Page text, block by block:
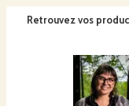
Retrouvez vos